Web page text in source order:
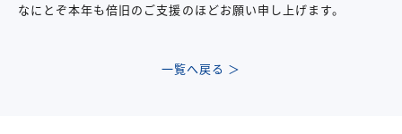
なにとぞ本年も倍旧のご支援のほどお願い申し上げます。
一覧へ戻る ＞